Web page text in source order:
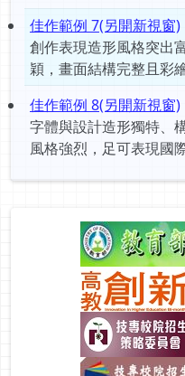
佳作範例 7(另開新視窗)
創作表現造形風格突出
穎，畫面結構完整且彩
佳作範例 8(另開新視窗)
字體與設計造形獨特、
風格強烈，足可表現國